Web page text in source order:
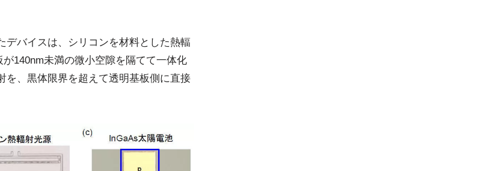
デバイスは、シリコンを材料とした熱輻
140nm未満の微小空隙を隔てて一体化
を、黒体限界を超えて透明基板側に直接